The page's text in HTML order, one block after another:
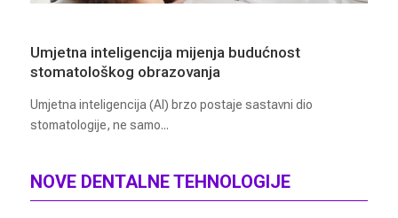
Umjetna inteligencija mijenja budućnost
stomatološkog obrazovanja
Umjetna inteligencija (AI) brzo postaje sastavni dio
stomatologije, ne samo...
NOVE DENTALNE TEHNOLOGIJE